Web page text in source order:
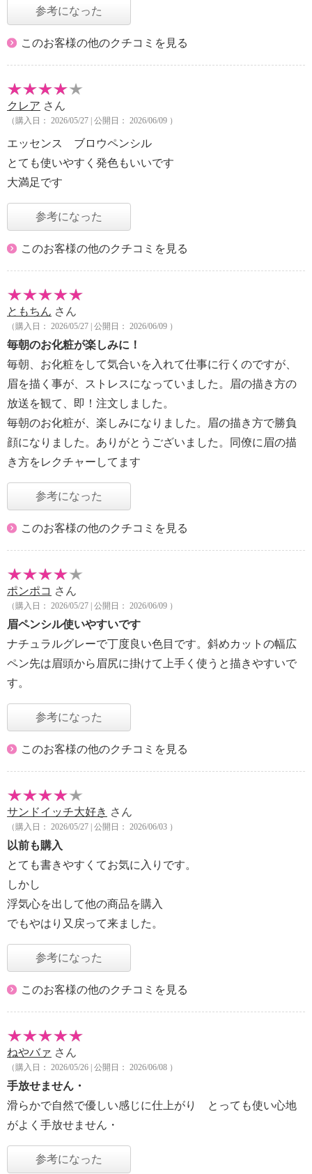
参考になった
このお客様の他のクチコミを見る
クレア さん
（購入日： 2026/05/27 | 公開日： 2026/06/09 ）
エッセンス ブロウペンシル
とても使いやすく発色もいいです
大満足です
参考になった
このお客様の他のクチコミを見る
ともちん さん
（購入日： 2026/05/27 | 公開日： 2026/06/09 ）
毎朝のお化粧が楽しみに！
毎朝、お化粧をして気合いを入れて仕事に行くのですが、
眉を描く事が、ストレスになっていました。眉の描き方の
放送を観て、即！注文しました。
毎朝のお化粧が、楽しみになりました。眉の描き方で勝負
顔になりました。ありがとうございました。同僚に眉の描
き方をレクチャーしてます
参考になった
このお客様の他のクチコミを見る
ポンポコ さん
（購入日： 2026/05/27 | 公開日： 2026/06/09 ）
眉ペンシル使いやすいです
ナチュラルグレーで丁度良い色目です。斜めカットの幅広
ペン先は眉頭から眉尻に掛けて上手く使うと描きやすいで
す。
参考になった
このお客様の他のクチコミを見る
サンドイッチ大好き さん
（購入日： 2026/05/27 | 公開日： 2026/06/03 ）
以前も購入
とても書きやすくてお気に入りです。
しかし
浮気心を出して他の商品を購入
でもやはり又戻って来ました。
参考になった
このお客様の他のクチコミを見る
ねやバァ さん
（購入日： 2026/05/26 | 公開日： 2026/06/08 ）
手放せません・
滑らかで自然で優しい感じに仕上がり とっても使い心地
がよく手放せません・
参考になった